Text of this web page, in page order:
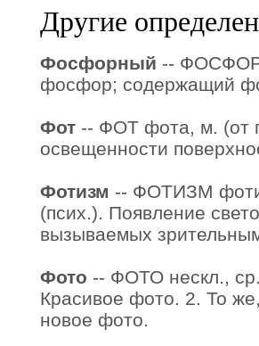
Другие
Фосфорный --
фосфор; содержащий
Фот -- ФОТ фота, м. (от
освещенности
Фотизм -- ФОТИЗМ
(псих.). Появление
вызываемых
Фото -- ФОТО нескл.,
Красивое фото. 2. То
новое фото.